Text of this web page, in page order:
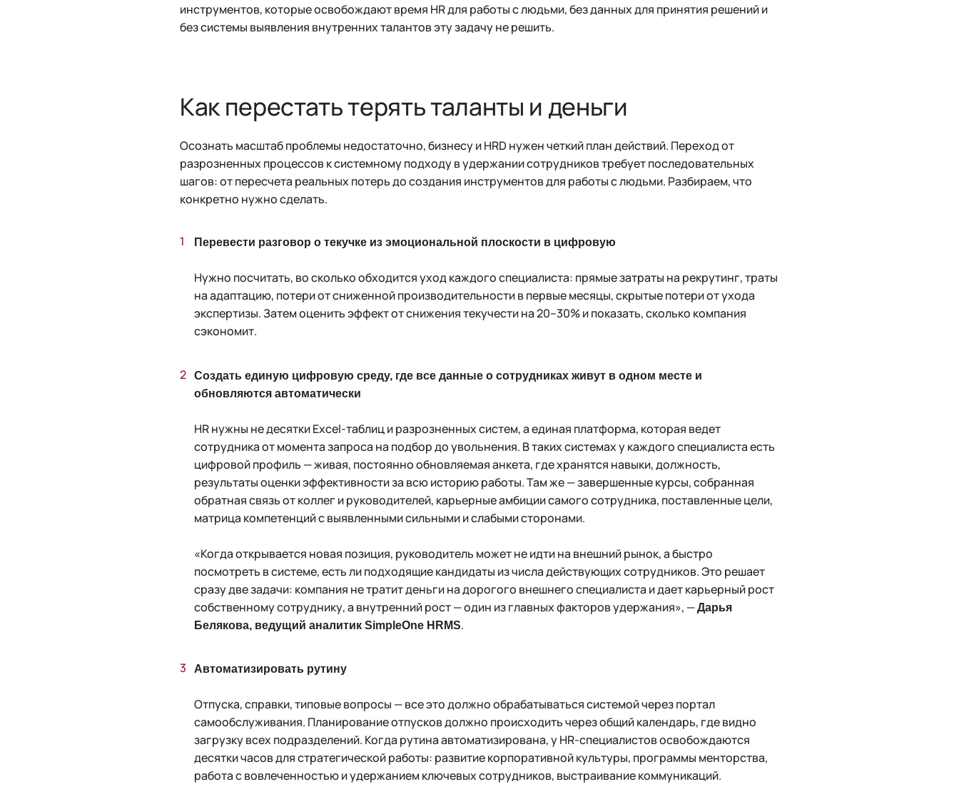
инструментов, которые освобождают время HR для работы с людьми, без данных для принятия решений и
без системы выявления внутренних талантов эту задачу не решить.
Как перестать терять таланты и деньги
Осознать масштаб проблемы недостаточно, бизнесу и HRD нужен четкий план действий. Переход от
разрозненных процессов к системному подходу в удержании сотрудников требует последовательных
шагов: от пересчета реальных потерь до создания инструментов для работы с людьми. Разбираем, что
конкретно нужно сделать.
Перевести разговор о текучке из эмоциональной плоскости в цифровую
Нужно посчитать, во сколько обходится уход каждого специалиста: прямые затраты на рекрутинг, траты
на адаптацию, потери от сниженной производительности в первые месяцы, скрытые потери от ухода
экспертизы. Затем оценить эффект от снижения текучести на 20–30% и показать, сколько компания
сэкономит.
Создать единую цифровую среду, где все данные о сотрудниках живут в одном месте и
обновляются автоматически
HR нужны не десятки Excel-таблиц и разрозненных систем, а единая платформа, которая ведет
сотрудника от момента запроса на подбор до увольнения. В таких системах у каждого специалиста есть
цифровой профиль — живая, постоянно обновляемая анкета, где хранятся навыки, должность,
результаты оценки эффективности за всю историю работы. Там же — завершенные курсы, собранная
обратная связь от коллег и руководителей, карьерные амбиции самого сотрудника, поставленные цели,
матрица компетенций с выявленными сильными и слабыми сторонами.
«Когда открывается новая позиция, руководитель может не идти на внешний рынок, а быстро
посмотреть в системе, есть ли подходящие кандидаты из числа действующих сотрудников. Это решает
сразу две задачи: компания не тратит деньги на дорогого внешнего специалиста и дает карьерный рост
собственному сотруднику, а внутренний рост — один из главных факторов удержания», —Дарья
Белякова, ведущий аналитик SimpleOne HRMS.‎
Автоматизировать рутину
Отпуска, справки, типовые вопросы — все это должно обрабатываться системой через портал
самообслуживания. Планирование отпусков должно происходить через общий календарь, где видно
загрузку всех подразделений. Когда рутина автоматизирована, у HR-специалистов освобождаются
десятки часов для стратегической работы: развитие корпоративной культуры, программы менторства,
работа с вовлеченностью и удержанием ключевых сотрудников, выстраивание коммуникаций.